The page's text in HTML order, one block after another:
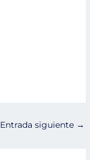
Entrada siguiente →